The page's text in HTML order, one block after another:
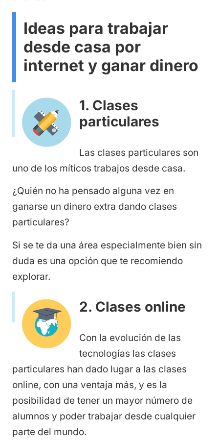
Ideas para trabajar
desde casa por
internet y ganar dinero
1. Clases
particulares
Las clases particulares son
uno de los míticos trabajos desde casa.
¿Quién no ha pensado alguna vez en
ganarse un dinero extra dando clases
particulares?
Si se te da una área especialmente bien sin
duda es una opción que te recomiendo
explorar.
2. Clases online
Con la evolución de las
tecnologías las clases
particulares han dado lugar a las clases
online, con una ventaja más, y es la
posibilidad de tener un mayor número de
alumnos y poder trabajar desde cualquier
parte del mundo.